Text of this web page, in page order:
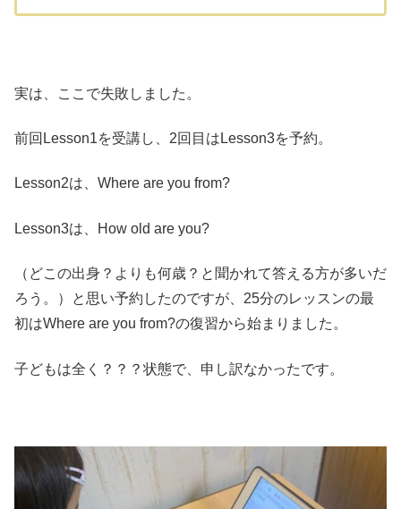
実は、ここで失敗しました。
前回Lesson1を受講し、2回目はLesson3を予約。
Lesson2は、Where are you from?
Lesson3は、How old are you?
（どこの出身？よりも何歳？と聞かれて答える方が多いだ
ろう。）と思い予約したのですが、25分のレッスンの最
初はWhere are you from?の復習から始まりました。
子どもは全く？？？状態で、申し訳なかったです。